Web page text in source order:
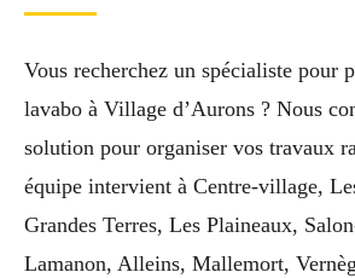
Vous recherchez un spécialiste pour
lavabo à Village d’Aurons ? Nous
solution pour organiser vos travaux
équipe intervient à Centre-village,
Grandes Terres, Les Plaineaux,
Lamanon, Alleins, Mallemort,